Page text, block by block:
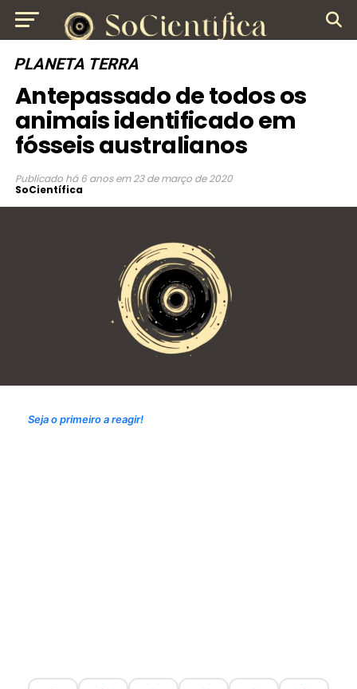
PLANETA TERRA
Antepassado de todos os
animais identificado em
fósseis australianos
Publicado há 6 anos em 23 de março de 2020
SoCientífica
Seja o primeiro a reagir!